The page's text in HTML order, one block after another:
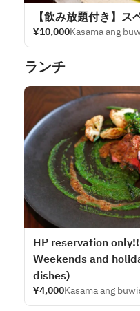
【飲み放題付き】
¥10,000Kasama ang
ランチ
HP reservation
Weekends and
dishes)
¥4,000Kasama ang